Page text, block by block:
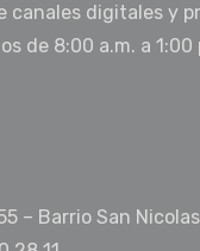
canales digitales y
de 8:00 a.m. a 1:00
– Barrio San